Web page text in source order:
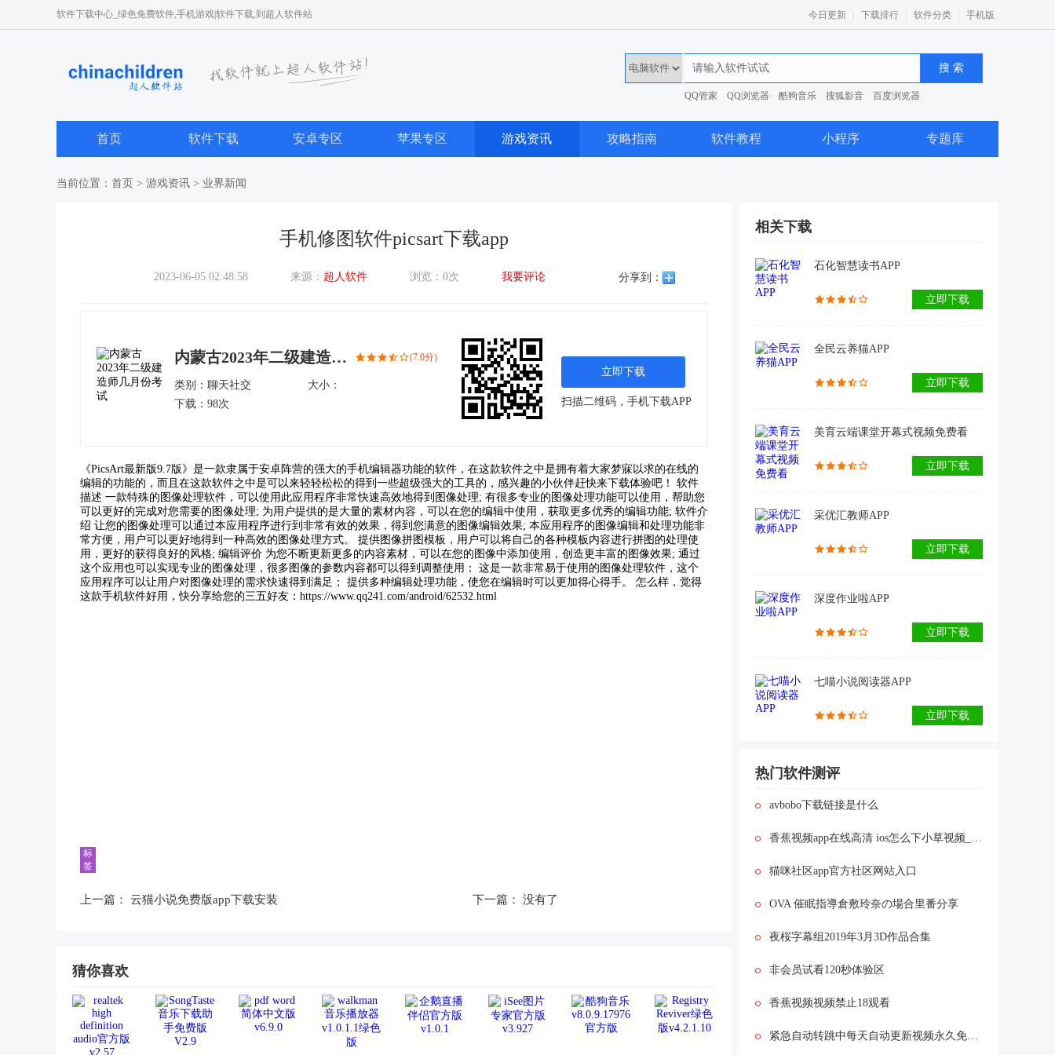
软件下载中心_绿色免费软件,手机游戏|软件下载,到超人软件站 今日更新 下载排行 软件分类 手机版
QQ管家 QQ浏览器 酷狗音乐 搜狐影音
百度浏览器
首页 软件下载 安卓专区 苹果专区 游戏资讯 攻略指南 软件教程 小程序 专题库
当前位置： 首页 > 游戏资讯 > 业界新闻
手机修图软件picsart下载app
2023-06-05 02:48:58 来源： 超人软件 浏览：0次 我要评论 分享到：
内蒙古2023年二级建造师几月份考试 (7.0分)
类别： 聊天社交
大小：
下载：98次
立即下载
扫描二维码，手机下载APP
《PicsArt最新版9.7版》是一款隶属于安卓阵营的强大的手机编辑器功能的软件，在这款软件之中是拥有着大家梦寐以求的在线的
编辑的功能的，而且在这款软件之中是可以来轻轻松松的得到一些超级强大的工具的，感兴趣的小伙伴赶快来下载体验吧！ 软件
描述 一款特殊的图像处理软件，可以使用此应用程序非常快速高效地得到图像处理; 有很多专业的图像处理功能可以使用，帮助您
可以更好的完成对您需要的图像处理; 为用户提供的是大量的素材内容，可以在您的编辑中使用，获取更多优秀的编辑功能; 软件介
绍 让您的图像处理可以通过本应用程序进行到非常有效的效果，得到您满意的图像编辑效果; 本应用程序的图像编辑和处理功能非
常方便，用户可以更好地得到一种高效的图像处理方式。 提供图像拼图模板，用户可以将自己的各种模板内容进行拼图的处理使
用，更好的获得良好的风格; 编辑评价 为您不断更新更多的内容素材，可以在您的图像中添加使用，创造更丰富的图像效果; 通过
这个应用也可以实现专业的图像处理，很多图像的参数内容都可以得到调整使用； 这是一款非常易于使用的图像处理软件，这个
应用程序可以让用户对图像处理的需求快速得到满足； 提供多种编辑处理功能，使您在编辑时可以更加得心得手。 怎么样，觉得
这款手机软件好用，快分享给您的三五好友：https://www.qq241.com/android/62532.html
标
签
上一篇： 云猫小说免费版app下载安装 下一篇： 没有了
猜你喜欢
相关下载
石化智慧读书APP
立即下载
全民云养猫APP
立即下载
美育云端课堂开幕式视频免费看
立即下载
采优汇教师APP
立即下载
深度作业啦APP
立即下载
七喵小说阅读器APP
立即下载
热门软件测评
avbobo下载链接是什么
香蕉视频app在线高清 ios怎么下小草视频_免费看黄片儿的视频软件。
猫咪社区app官方社区网站入口
OVA 催眠指導倉敷玲奈の場合里番分享
夜桜字幕组2019年3月3D作品合集
非会员试看120秒体验区
香蕉视频视频禁止18观看
紧急自动转跳中每天自动更新视频永久免费 v1.0